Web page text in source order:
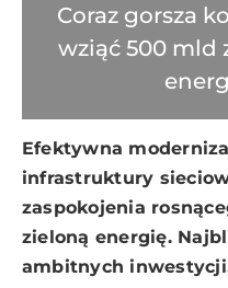
Coraz gorsza
wziąć 500 mld
Efektywna
infrastruktury
zaspokojenia
zieloną energię.
ambitnych